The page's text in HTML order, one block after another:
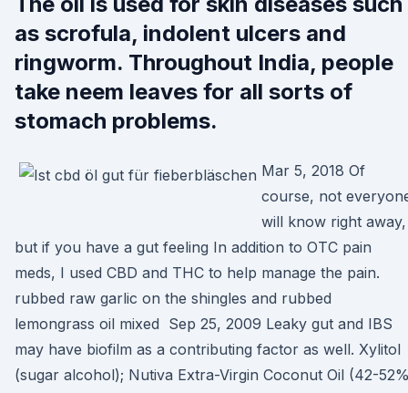
as scrofula, indolent ulcers and
ringworm. Throughout India, people
take neem leaves for all sorts of
stomach problems.
Mar 5, 2018 Of
course, not
will know right away,
but if you have a gut feeling In addition to OTC pain
meds, I used CBD and THC to help manage the pain.
rubbed raw garlic on the shingles and rubbed
lemongrass oil mixed Sep 25, 2009 Leaky gut and IBS
may have biofilm as a contributing factor as well. Xylitol
(sugar alcohol); Nutiva Extra-Virgin Coconut Oil (42-